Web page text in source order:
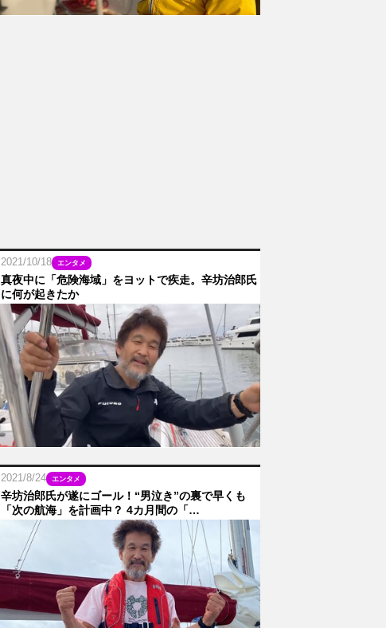
2021/10/18 エンタメ
真夜中に「危険海域」をヨットで疾走。辛坊治郎氏
に何が起きたか
2021/8/24 エンタメ
辛坊治郎氏が遂にゴール！“男泣き”の裏で早くも
「次の航海」を計画中？ 4カ月間の「…